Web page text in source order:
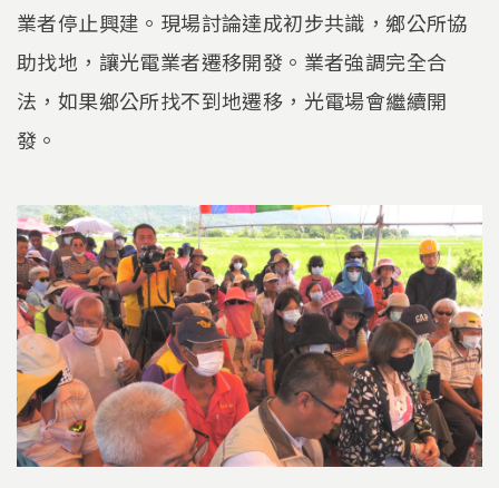
業者停止興建。現場討論達成初步共識，鄉公所協
助找地，讓光電業者遷移開發。業者強調完全合
法，如果鄉公所找不到地遷移，光電場會繼續開
發。